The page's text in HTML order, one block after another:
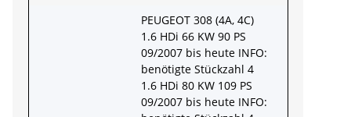
PEUGEOT 308 (4A, 4C)
1.6 HDi 66 KW 90 PS
09/2007 bis heute INFO:
benötigte Stückzahl 4
1.6 HDi 80 KW 109 PS
09/2007 bis heute INFO: